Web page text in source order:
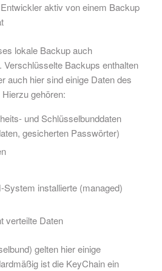
aktiv von einem Backup
lokale Backup auch
Backups enthalten
auch hier sind einige Daten des
gehören:
und Schlüsselbunddaten
gesicherten Passwörter)
installierte (managed)
verteilte Daten
gelten hier einige
ist die KeyChain ein